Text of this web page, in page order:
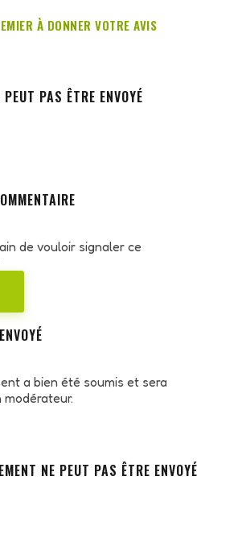
À DONNER VOTRE AVIS
PAS ÊTRE ENVOYÉ
de vouloir signaler ce
a bien été soumis et sera
modérateur.
NE PEUT PAS ÊTRE ENVOYÉ